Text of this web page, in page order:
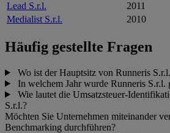
Lead S.r.l.
2011
Medialist S.r.l.
2010
Häufig gestellte Fragen
Wo ist der Hauptsitz von Runneris
In welchem Jahr wurde Runneris S.r.l.
Wie lautet die Umsatzsteuer-
S.r.l.?
Möchten Sie Unternehmen miteinander
Benchmarking durchführen?